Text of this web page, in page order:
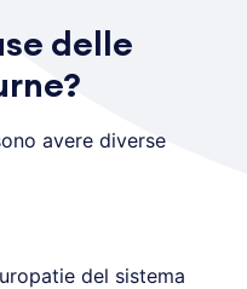
delle
avere diverse
del sistema